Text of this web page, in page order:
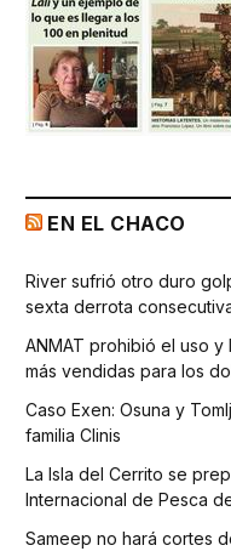
EN EL CHACO
River sufrió otro duro
sexta derrota
ANMAT prohibió el uso
más vendidas para los
Caso Exen: Osuna y
familia Clinis
La Isla del Cerrito se
Internacional de Pesca
Sameep no hará cortes